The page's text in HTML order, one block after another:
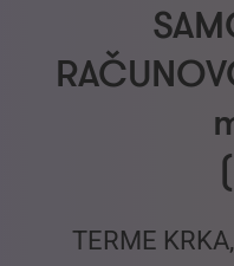
TERME